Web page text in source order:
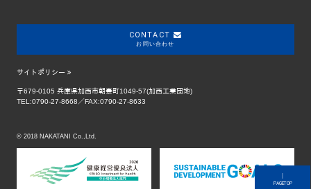
CONTACT
お問い合わせ
サイトポリシー
〒679-0105 兵庫県加西市朝妻町1049-57(加西工業団地)
TEL:0790-27-8668／FAX:0790-27-8633
© 2018 NAKATANI Co.,Ltd.
｜
PAGETOP